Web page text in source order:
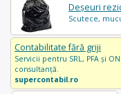
Deșeuri
Scutece,
Contabilitate fără griji
Servicii pentru SRL, PFA și
consultanță.
supercontabil.ro